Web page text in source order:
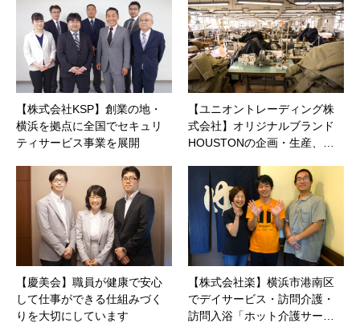
【株式会社KSP】創業の地・
横浜を拠点に全国でセキュリ
ティサービス事業を展開
【ユニオントレーディング株
式会社】オリジナルブランド
HOUSTONの企画・生産、…
【慶美会】職員が健康で安心
して仕事ができる仕組みづく
りを大切にしています
【株式会社楽】横浜市港南区
でデイサービス・訪問介護・
訪問入浴「ホット介護サー…